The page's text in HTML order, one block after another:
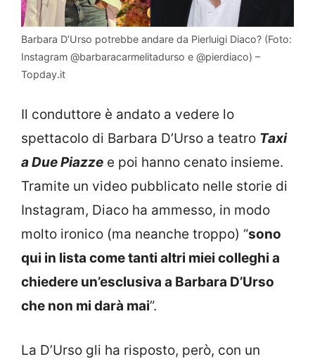
Barbara D’Urso potrebbe andare da Pierluigi Diaco? (Foto:
Instagram @barbaracarmelitadurso e @pierdiaco) –
Topday.it
Il conduttore è andato a vedere lo
spettacolo di Barbara D’Urso a teatro Taxi
a Due Piazze e poi hanno cenato insieme.
Tramite un video pubblicato nelle storie di
Instagram, Diaco ha ammesso, in modo
molto ironico (ma neanche troppo) “sono
qui in lista come tanti altri miei colleghi a
chiedere un’esclusiva a Barbara D’Urso
che non mi darà mai”.
La D’Urso gli ha risposto, però, con un